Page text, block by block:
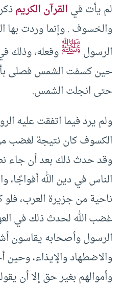
لم يأت فيالقرآن الكريم
والخسوف . وإنما وردت بها
الرسولﷺوفعله، وذلك
حين كسفت الشمس فصلى
حتى انجلت الشمس.
ولم يرد فيما اتفقت عليه
الكسوف كان نتيجة لغضب
وقد حدث ذلك بعد أن جاء
الناس في دين الله أفواجًا،
ناحية من جزيرة العرب،
غضب الله لحدث ذلك في
الرسول وأصحابه يقاسون
والاضطهاد والإيذاء،
وأموالهم بغير حق إلا أن